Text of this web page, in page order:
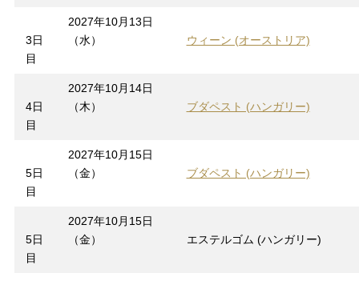
3日
目
2027年10月13日
（水）
ウィーン (オーストリア)
4日
目
2027年10月14日
（木）
ブダペスト (ハンガリー)
5日
目
2027年10月15日
（金）
ブダペスト (ハンガリー)
5日
目
2027年10月15日
（金）
エステルゴム (ハンガリー)